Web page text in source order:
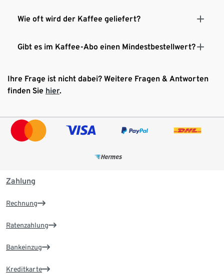
Wie oft wird der Kaffee geliefert?
Gibt es im Kaffee-Abo einen Mindestbestellwert?
Ihre Frage ist nicht dabei? Weitere Fragen & Antworten
finden Sie hier.
Zahlung
Rechnung
Ratenzahlung
Bankeinzug
Kreditkarte